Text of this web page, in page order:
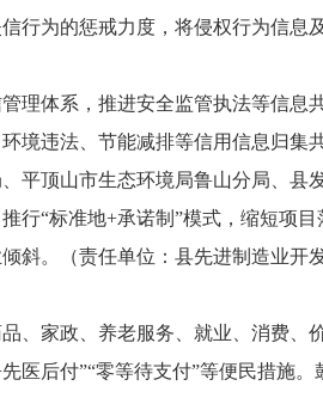
行为的惩戒力度，将侵权行为信息
理体系，推进安全监管执法等信息
境违法、节能减排等信用信息归集
平顶山市生态环境局鲁山分局、县
行“标准地+承诺制”模式，缩短项
斜。（责任单位：县先进制造业开
、家政、养老服务、就业、消费、
医后付”“零等待支付”等便民措施